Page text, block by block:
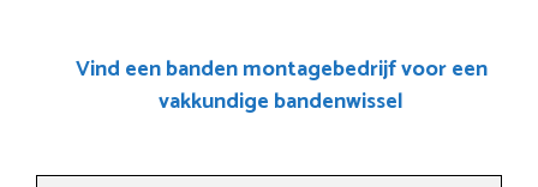
Vind een banden montagebedrijf voor een
vakkundige bandenwissel